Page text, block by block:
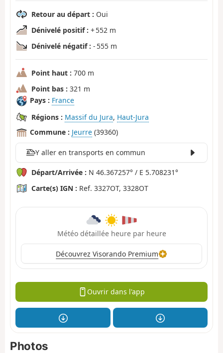
Retour au départ : Oui
Dénivelé positif : + 552 m
Dénivelé négatif : - 555 m
Point haut : 700 m
Point bas : 321 m
Pays : France
Régions : Massif du Jura, Haut-Jura
Commune : Jeurre (39360)
Y aller en transports en commun
Départ/Arrivée : N 46.367257° / E 5.708231°
Carte(s) IGN : Ref. 3327OT, 3328OT
Météo détaillée heure par heure
Découvrez Visorando Premium
Ouvrir dans l'app
Photos